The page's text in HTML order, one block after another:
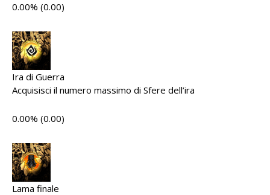
0.00% (0.00)
Ira di Guerra
Acquisisci il numero massimo di Sfere dell’ira
0.00% (0.00)
Lama finale